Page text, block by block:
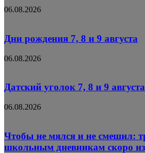
06.08.2026
Дни рождения 7, 8 и 9 августа
06.08.2026
Датский уголок 7, 8 и 9 августа
06.08.2026
Чтобы не мялся и не смешил:
школьным дневникам скоро